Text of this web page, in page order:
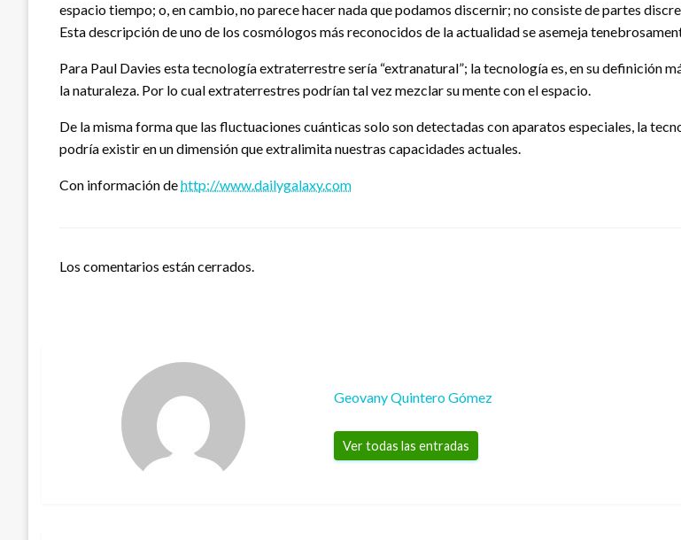
espacio tiempo; o, en cambio, no parece hacer nada que podamos discernir; no consiste de partes
Esta descripción de uno de los cosmólogos más reconocidos de la actualidad se asemeja
Para Paul Davies esta tecnología extraterrestre sería “extranatural”; la tecnología es, en su definición
la naturaleza. Por lo cual extraterrestres podrían tal vez mezclar su mente con el espacio.
De la misma forma que las fluctuaciones cuánticas solo son detectadas con aparatos especiales, la
podría existir en un dimensión que extralimita nuestras capacidades actuales.
Con información dehttp://www.dailygalaxy.com
Los comentarios están cerrados.
Geovany Quintero Gómez
Ver todas las entradas